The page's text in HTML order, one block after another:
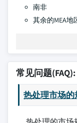
南非
其余的MEA地
常见问题(FAQ):
热处理市场的